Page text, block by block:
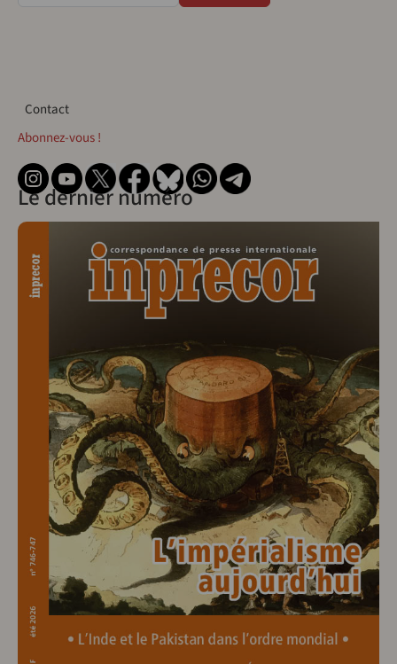
Contact
Contact
Abonnez-vous !
Le dernier numéro